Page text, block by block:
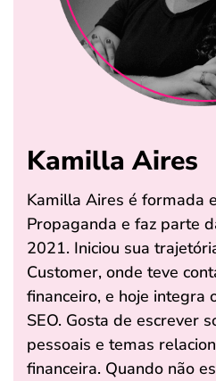
Kamilla Aires
Kamilla Aires é formada
Propaganda e faz parte
2021. Iniciou sua
Customer, onde teve
financeiro, e hoje integra
SEO. Gosta de escrever
pessoais e temas
financeira. Quando não